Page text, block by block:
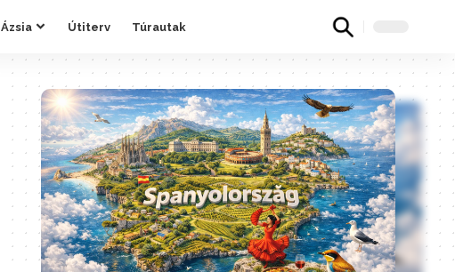
Ázsia Útiterv Túrautak